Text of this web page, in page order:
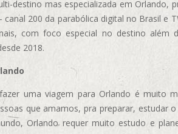
destino mas especializada em Orlando,
canal 200 da parabólica digital no Brasil e
com foco especial no destino além
2018.
uma viagem para Orlando é muito
que amamos, pra preparar, estudar
Orlando requer muito estudo e